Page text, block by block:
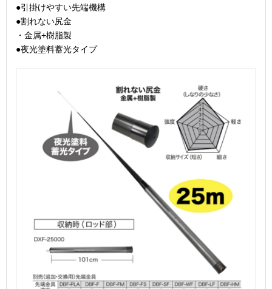
●引掛けやすい先端機構
●割れない尻金
・金属+樹脂製
●夜光塗料蓄光タイプ